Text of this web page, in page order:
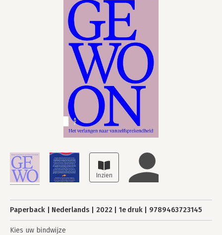
Paperback Nederlands 2022 1e druk 9789463723145
Kies uw bindwijze